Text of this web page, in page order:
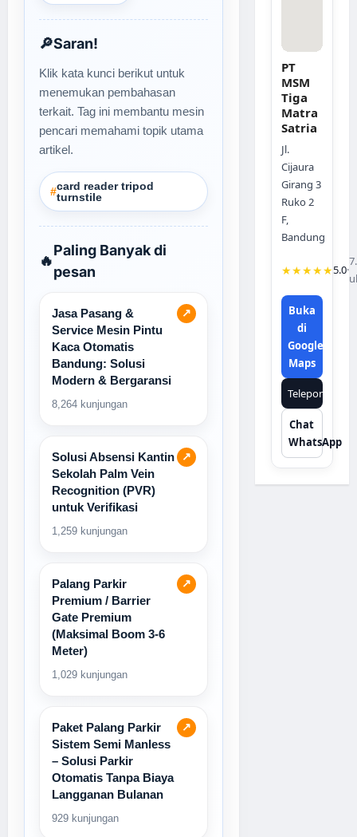
🔎Saran!
Klik kata kunci berikut untuk
menemukan pembahasan
terkait. Tag ini membantu mesin
pencari memahami topik utama
artikel.
#card reader tripod
turnstile
🔥
Paling Banyak di
pesan
↗
Jasa Pasang &
Service Mesin Pintu
Kaca Otomatis
Bandung: Solusi
Modern & Bergaransi
8,264 kunjungan
↗
Solusi Absensi Kantin
Sekolah Palm Vein
Recognition (PVR)
untuk Verifikasi
1,259 kunjungan
↗
Palang Parkir
Premium / Barrier
Gate Premium
(Maksimal Boom 3-6
Meter)
1,029 kunjungan
↗
Paket Palang Parkir
Sistem Semi Manless
– Solusi Parkir
Otomatis Tanpa Biaya
Langganan Bulanan
929 kunjungan
PT
MSM
Tiga
Matra
Satria
Jl.
Cijaura
Girang 3
Ruko 2
F,
Bandung
★★★★★5.0·
Buka
di
Google
Maps
Telepon
Chat
WhatsApp